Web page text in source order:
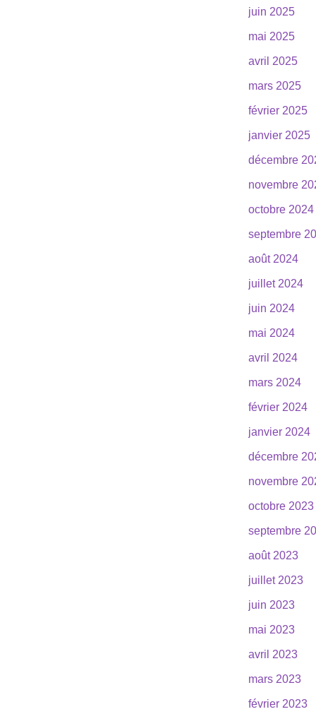
juin 2025
mai 2025
avril 2025
mars 2025
février 2025
janvier 2025
décembre
novembre
octobre 2024
septembre
août 2024
juillet 2024
juin 2024
mai 2024
avril 2024
mars 2024
février 2024
janvier 2024
décembre
novembre
octobre 2023
septembre
août 2023
juillet 2023
juin 2023
mai 2023
avril 2023
mars 2023
février 2023